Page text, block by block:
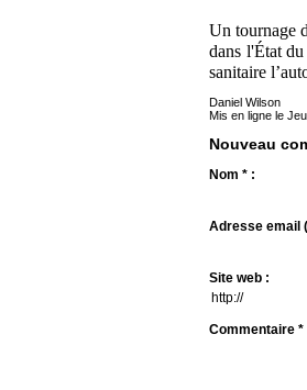
Un tournage
dans l'État
sanitaire
Daniel Wilson
Mis en ligne le
Nouveau
Nom * :
Adresse email
Site web :
Commentaire *